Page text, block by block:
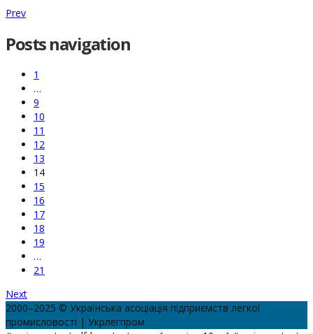
Prev
Posts navigation
1
…
9
10
11
12
13
14
15
16
17
18
19
…
21
Next
2000–2025 © Українська асоціація підприємств легкої
промисловості | Укрлегпром